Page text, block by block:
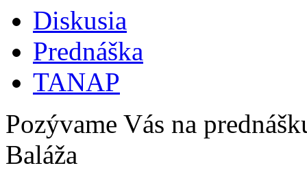
Diskusia
Prednáška
TANAP
Pozývame Vás na
Baláža